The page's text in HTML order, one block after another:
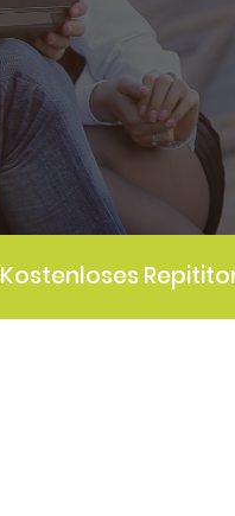
Kostenloses